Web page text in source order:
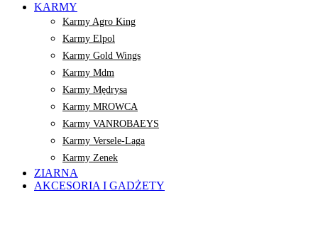
KARMY
Karmy Agro King
Karmy Elpol
Karmy Gold Wings
Karmy Mdm
Karmy Mędrysa
Karmy MROWCA
Karmy VANROBAEYS
Karmy Versele-Laga
Karmy Zenek
ZIARNA
AKCESORIA I GADŻETY